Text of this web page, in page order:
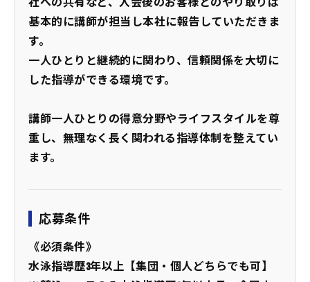
社への共有など、入会後のお客様とのやり取りは
基本的に講師が担当し本社に報告していただきま
す。
一人ひとりと継続的に関わり、信頼関係を大切に
した指導ができる環境です。
講師一人ひとりの得意分野やライフスタイルを尊
重し、無理なく長く関われる指導体制を整えてい
ます。
応募条件
《必須条件》
水泳指導歴3年以上【集団・個人どちらでも可】